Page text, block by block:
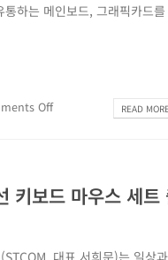
하는 메인보드, 그래픽카드
Off READ
키보드 마우스 세트